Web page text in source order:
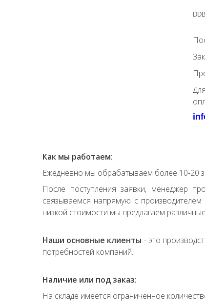
Как мы работаем:
Ежедневно мы обрабатываем более 10-20
После поступления заявки, менеджер
связываемся напрямую с
низкой стоимости мы предлагаем
Наши основные клиенты - это
потребностей компаний.
Наличие или под заказ:
На складе имеется ограниченное